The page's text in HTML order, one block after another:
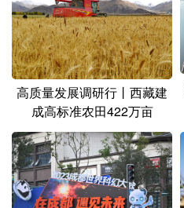
四川 贵州
陕西 甘肃
新疆 内蒙古
多语种频道
English Español
高质量发展调研行丨西藏建
成高标准农田422万亩